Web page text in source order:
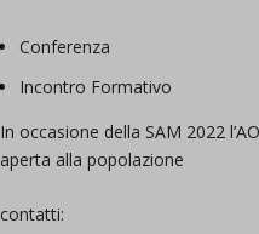
Conferenza
Incontro Formativo
In occasione della SAM 2022
aperta alla popolazione
contatti: